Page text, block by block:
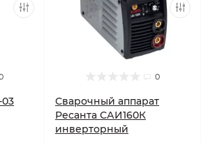
03
0
Сварочный аппарат
Ресанта САИ160К
инверторный